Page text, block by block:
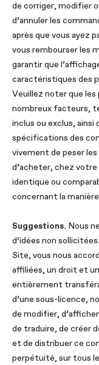
de corriger, modifier
d’annuler les
après que vous ayez
vous rembourser les
garantir que
caractéristiques des
Veuillez noter que les
nombreux facteurs,
inclus ou exclus,
spécifications des
vivement de peser les
d’acheter, chez
identique ou
concernant la
Suggestions. Nous
d’idées non
Site, vous nous
affiliées, un droit et
entièrement
d’une sous-licence,
de modifier,
de traduire, de créer
et de distribuer ce
perpétuité, sur tous